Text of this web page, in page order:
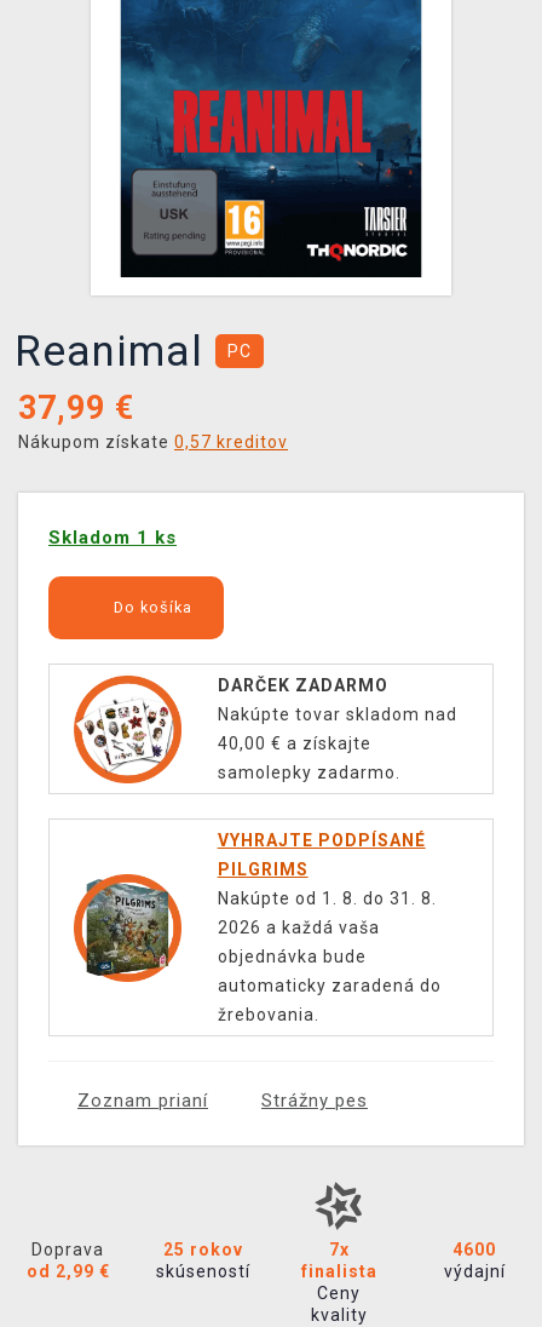
XZONE KLUB
Reanimal PC
37,99 €
Nákupom získate 0,57 kreditov
Skladom 1 ks
Do košíka
DARČEK ZADARMO
Nakúpte tovar skladom nad
40,00 € a získajte
samolepky zadarmo.
VYHRAJTE PODPÍSANÉ
PILGRIMS
Nakúpte od 1. 8. do 31. 8.
2026 a každá vaša
objednávka bude
automaticky zaradená do
žrebovania.
Zoznam prianí Strážny pes
Doprava
od 2,99 €
25 rokov
skúseností
7x
finalista
Ceny
kvality
4600
výdajní